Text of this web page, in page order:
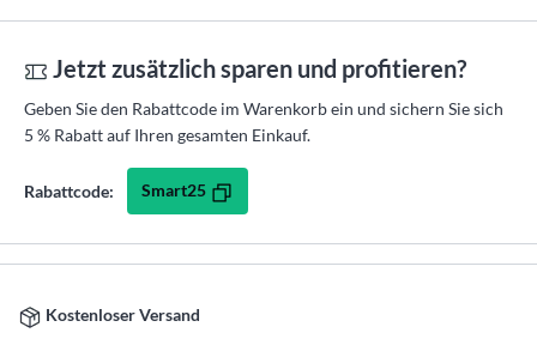
Jetzt zusätzlich sparen und profitieren?
Geben Sie den Rabattcode im Warenkorb ein und sichern Sie sich
5 % Rabatt auf Ihren gesamten Einkauf.
Rabattcode: Smart25
Kostenloser Versand